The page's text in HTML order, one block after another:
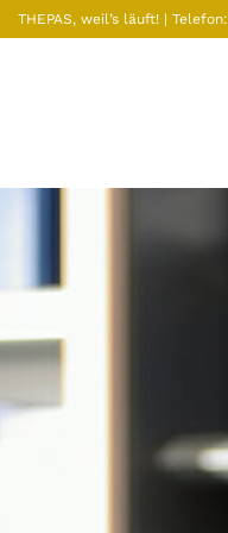
THEPAS, weil’s läuft! | Telefon: